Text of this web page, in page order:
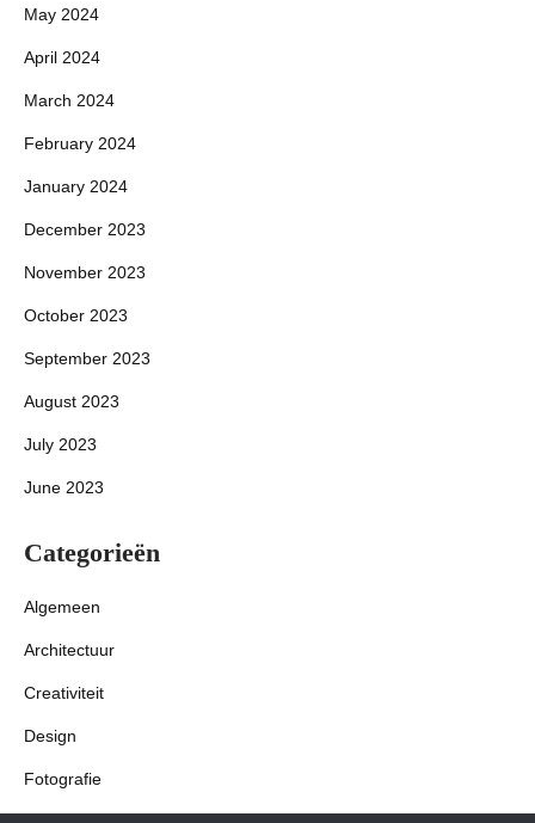
May 2024
April 2024
March 2024
February 2024
January 2024
December 2023
November 2023
October 2023
September 2023
August 2023
July 2023
June 2023
Categorieën
Algemeen
Architectuur
Creativiteit
Design
Fotografie